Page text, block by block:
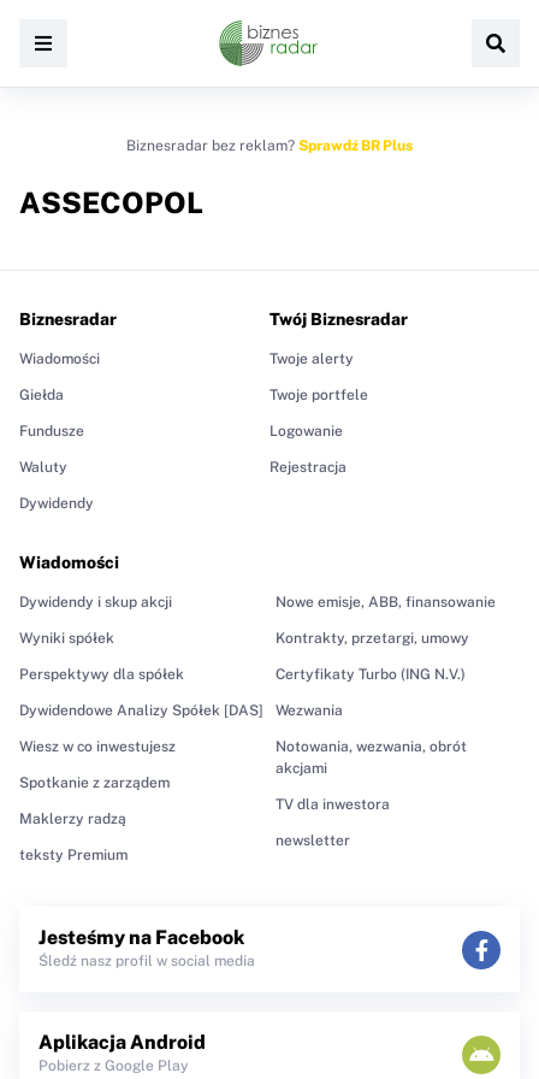
Biznesradar bez reklam? Sprawdź BR Plus
ASSECOPOL
Biznesradar
Wiadomości
Giełda
Fundusze
Waluty
Dywidendy
Wiadomości
Dywidendy i skup akcji
Wyniki spółek
Perspektywy dla spółek
Dywidendowe Analizy Spółek [DAS]
Wiesz w co inwestujesz
Spotkanie z zarządem
Maklerzy radzą
teksty Premium
Nowe emisje, ABB, finansowanie
Kontrakty, przetargi, umowy
Certyfikaty Turbo (ING N.V.)
Wezwania
Notowania, wezwania, obrót
akcjami
TV dla inwestora
newsletter
Twój Biznesradar
Twoje alerty
Twoje portfele
Logowanie
Rejestracja
Jesteśmy na Facebook
Śledź nasz profil w social media
Aplikacja Android
Pobierz z Google Play